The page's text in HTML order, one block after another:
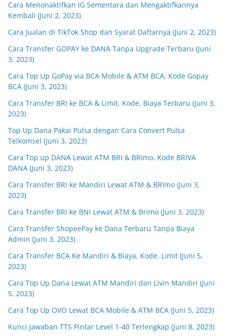
Cara Menonaktifkan IG Sementara dan Mengaktifkannya
Kembali (Juni 2, 2023)
Cara Jualan di TikTok Shop dan Syarat Daftarnya (Juni 2, 2023)
Cara Transfer GOPAY ke DANA Tanpa Upgrade Terbaru (Juni
3, 2023)
Cara Top Up GoPay via BCA Mobile & ATM BCA, Kode Gopay
BCA (Juni 3, 2023)
Cara Transfer BRI ke BCA & Limit, Kode, Biaya Terbaru (Juni 3,
2023)
Top Up Dana Pakai Pulsa dengan Cara Convert Pulsa
Telkomsel (Juni 3, 2023)
Cara Top up DANA Lewat ATM BRI & BRImo, Kode BRIVA
DANA (Juni 3, 2023)
Cara Transfer BRI ke Mandiri Lewat ATM & BRImo (Juni 3,
2023)
Cara Transfer BRI ke BNI Lewat ATM & Brimo (Juni 3, 2023)
Cara Transfer ShopeePay ke Dana Terbaru Tanpa Biaya
Admin (Juni 3, 2023)
Cara Transfer BCA Ke Mandiri & Biaya, Kode, Limit (Juni 5,
2023)
Cara Top Up Dana Lewat ATM Mandiri dan Livin Mandiri (Juni
5, 2023)
Cara Top Up OVO Lewat BCA Mobile & ATM BCA (Juni 5, 2023)
Kunci Jawaban TTS Pintar Level 1-40 Terlengkap (Juni 8, 2023)